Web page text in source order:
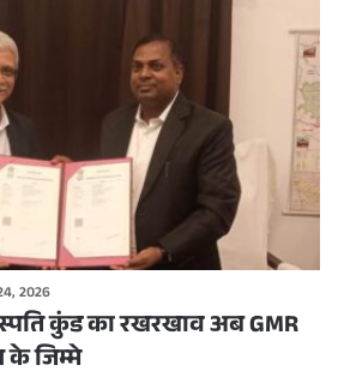
2026
कुंड का रखरखाव अब GMR
के जिम्मे